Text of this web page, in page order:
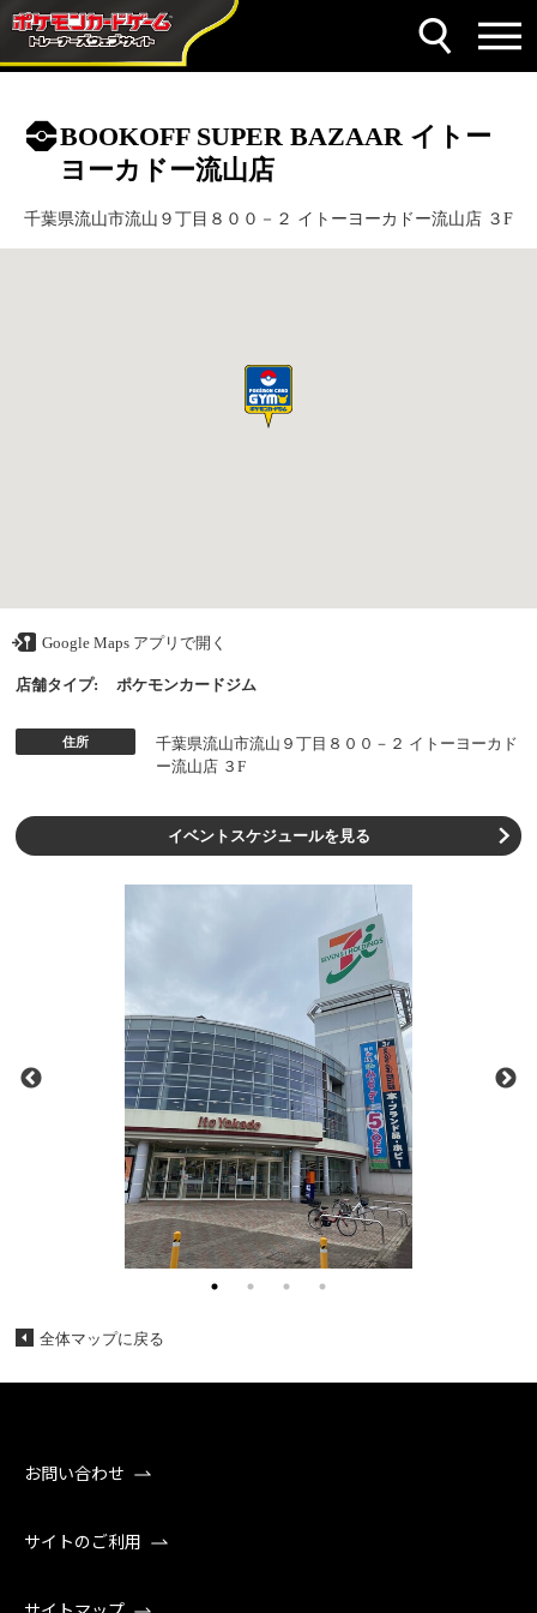
BOOKOFF SUPER BAZAAR イトー
ヨーカドー流山店
千葉県流山市流山９丁目８００－２ イトーヨーカドー流山店 ３F
Google Maps アプリで開く
店舗タイプ: ポケモンカードジム
住所
千葉県流山市流山９丁目８００－２ イトーヨーカド
ー流山店 ３F
イベントスケジュールを見る
全体マップに戻る
お問い合わせ
サイトのご利用